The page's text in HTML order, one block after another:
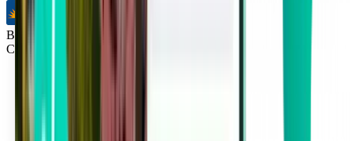
Bez přestupů
Cincinnati CVG